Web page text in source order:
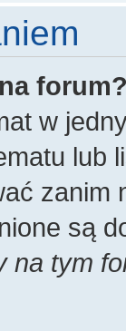
w
lub
są
na tym